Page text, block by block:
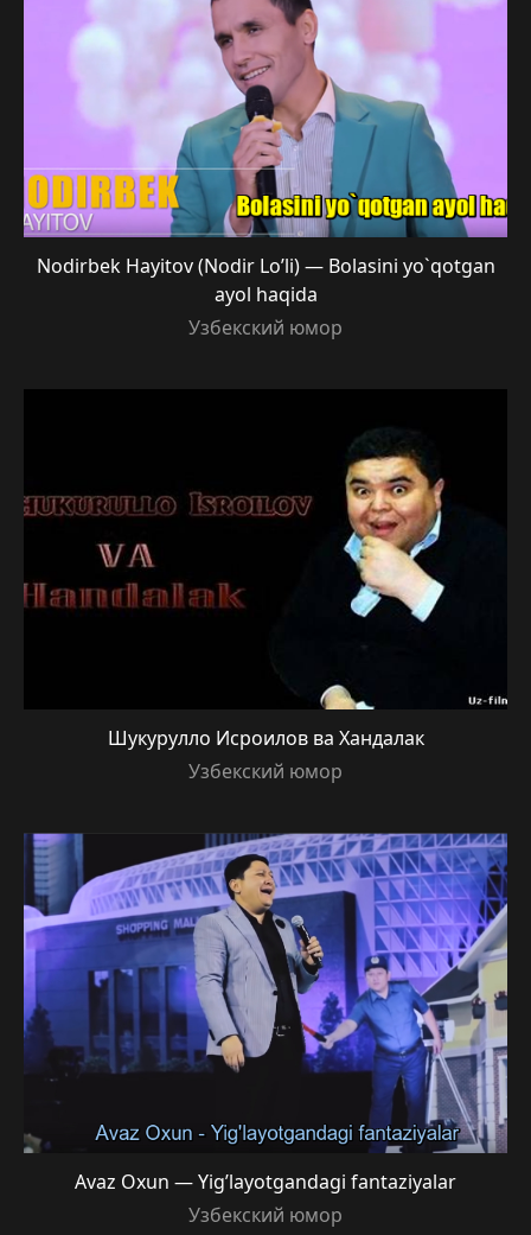
Nodirbek Hayitov (Nodir Lo’li) — Bolasini yo`qotgan
ayol haqida
Узбекский юмор
Шукурулло Исроилов ва Хандалак
Узбекский юмор
Avaz Oxun — Yig’layotgandagi fantaziyalar
Узбекский юмор